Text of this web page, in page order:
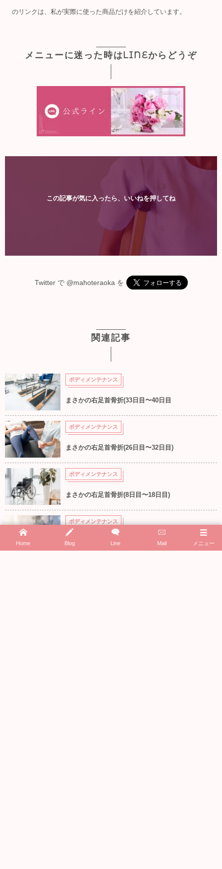
のリンクは、私が実際に使った商品だけを紹介しています。
メニューに迷った時はLINEからどうぞ
この記事が気に入ったら、いいねを押してね
Twitter で @mahoteraoka を
関連記事
ボディメンテナンス
まさかの右足首骨折(33日目〜40日目
ボディメンテナンス
まさかの右足首骨折(26日目〜32日目)
ボディメンテナンス
まさかの右足首骨折(8日目〜18日目)
ボディメンテナンス
まさかの右足首骨折(7日目) メニュー
Home Blog Line Mail